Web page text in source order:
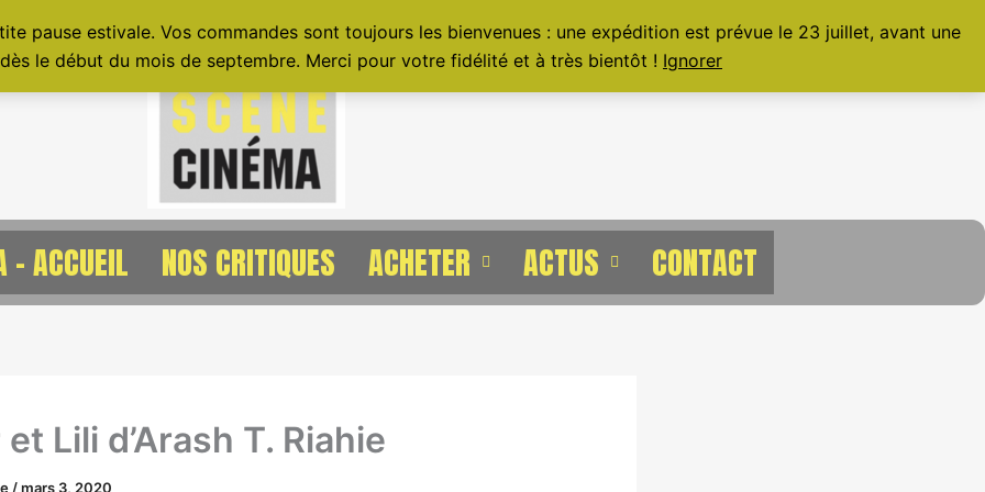
pause estivale. Vos commandes sont toujours les bienvenues : une expédition est prévue le 23 juillet, avant une
le début du mois de septembre. Merci pour votre fidélité et à très bientôt ! Ignorer
– ACCUEIL NOS CRITIQUES ACHETER ACTUS CONTACT
Lili d’Arash T. Riahie
/mars 3, 2020